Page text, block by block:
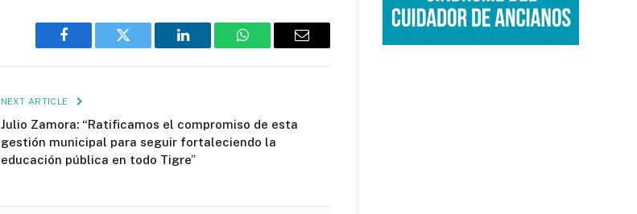
Facebook Twitter LinkedIn WhatsAppEmail
NEXT ARTICLE
Julio Zamora: “Ratificamos el compromiso de esta
gestión municipal para seguir fortaleciendo la
educación pública en todo Tigre”